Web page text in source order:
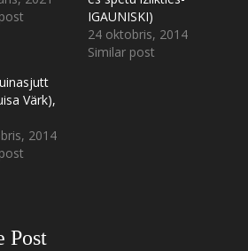
IGAUNISKI)
24 oktobris, 2014
Similar post
Värk),
2014
Post